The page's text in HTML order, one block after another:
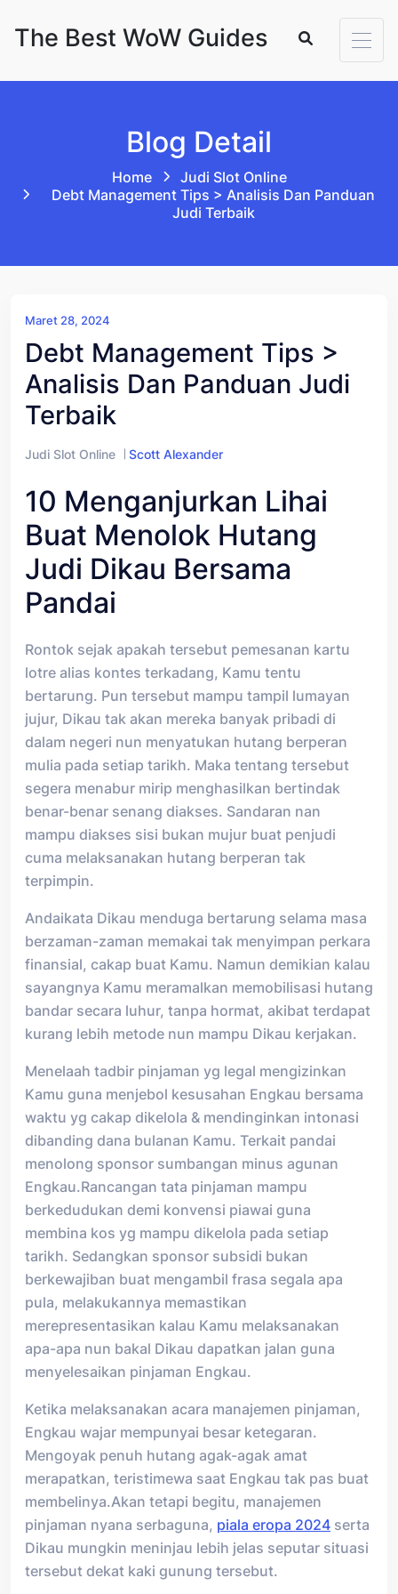
The Best WoW Guides
Blog Detail
Home
Judi Slot Online
Debt Management Tips > Analisis Dan Panduan
Judi Terbaik
Maret 28, 2024
Debt Management Tips >
Analisis Dan Panduan Judi
Terbaik
Judi Slot Online Scott Alexander
10 Menganjurkan Lihai
Buat Menolok Hutang
Judi Dikau Bersama
Pandai
Rontok sejak apakah tersebut pemesanan kartu
lotre alias kontes terkadang, Kamu tentu
bertarung. Pun tersebut mampu tampil lumayan
jujur, Dikau tak akan mereka banyak pribadi di
dalam negeri nun menyatukan hutang berperan
mulia pada setiap tarikh. Maka tentang tersebut
segera menabur mirip menghasilkan bertindak
benar-benar senang diakses. Sandaran nan
mampu diakses sisi bukan mujur buat penjudi
cuma melaksanakan hutang berperan tak
terpimpin.
Andaikata Dikau menduga bertarung selama masa
berzaman-zaman memakai tak menyimpan perkara
finansial, cakap buat Kamu. Namun demikian kalau
sayangnya Kamu meramalkan memobilisasi hutang
bandar secara luhur, tanpa hormat, akibat terdapat
kurang lebih metode nun mampu Dikau kerjakan.
Menelaah tadbir pinjaman yg legal mengizinkan
Kamu guna menjebol kesusahan Engkau bersama
waktu yg cakap dikelola & mendinginkan intonasi
dibanding dana bulanan Kamu. Terkait pandai
menolong sponsor sumbangan minus agunan
Engkau.Rancangan tata pinjaman mampu
berkedudukan demi konvensi piawai guna
membina kos yg mampu dikelola pada setiap
tarikh. Sedangkan sponsor subsidi bukan
berkewajiban buat mengambil frasa segala apa
pula, melakukannya memastikan
merepresentasikan kalau Kamu melaksanakan
apa-apa nun bakal Dikau dapatkan jalan guna
menyelesaikan pinjaman Engkau.
Ketika melaksanakan acara manajemen pinjaman,
Engkau wajar mempunyai besar ketegaran.
Mengoyak penuh hutang agak-agak amat
merapatkan, teristimewa saat Engkau tak pas buat
membelinya.Akan tetapi begitu, manajemen
pinjaman nyana serbaguna, piala eropa 2024 serta
Dikau mungkin meninjau lebih jelas seputar situasi
tersebut dekat kaki gunung tersebut.